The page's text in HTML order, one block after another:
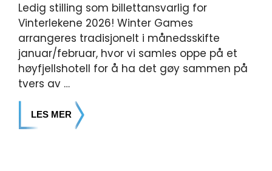
Ledig stilling som billettansvarlig for
Vinterlekene 2026! Winter Games
arrangeres tradisjonelt i månedsskifte
januar/februar, hvor vi samles oppe på et
høyfjellshotell for å ha det gøy sammen på
tvers av …
LES MER